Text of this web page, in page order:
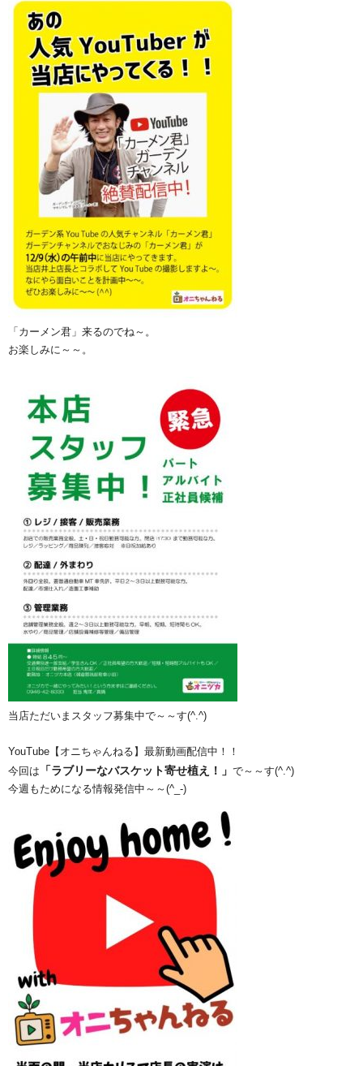
「カーメン君」来るのでね～。
お楽しみに～～。
当店ただいまスタッフ募集中で～～す(^.^)
YouTube【オニちゃんねる】最新動画配信中！！
今回は 「ラブリーなバスケット寄せ植え！」 で～～す(^.^)
今週もためになる情報発信中～～(^_-)